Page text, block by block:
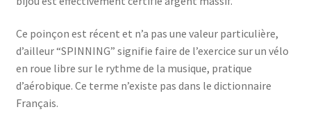
Ce poinçon est récent et n’a pas une valeur particulière,
d’ailleur “SPINNING” signifie faire de l’exercice sur un vélo
en roue libre sur le rythme de la musique, pratique
d’aérobique. Ce terme n’existe pas dans le dictionnaire
Français.